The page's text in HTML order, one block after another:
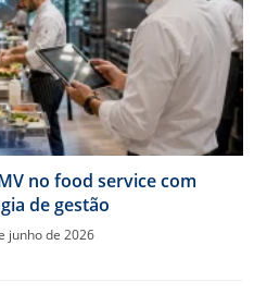
no food service com
de gestão
junho de 2026